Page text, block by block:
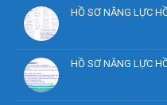
HỒ SƠ NĂNG LỰC
HỒ SƠ NĂNG LỰC